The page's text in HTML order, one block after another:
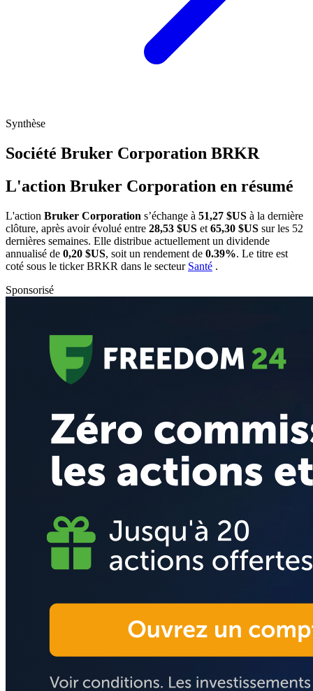
Synthèse
Société Bruker Corporation BRKR
L'action Bruker Corporation en résumé
L'action Bruker Corporation s’échange à 51,27 $US à la dernière
clôture, après avoir évolué entre 28,53 $US et 65,30 $US sur les 52
dernières semaines. Elle distribue actuellement un dividende
annualisé de 0,20 $US, soit un rendement de 0.39%. Le titre est
coté sous le tickerBRKR dans le secteur Santé .
Sponsorisé